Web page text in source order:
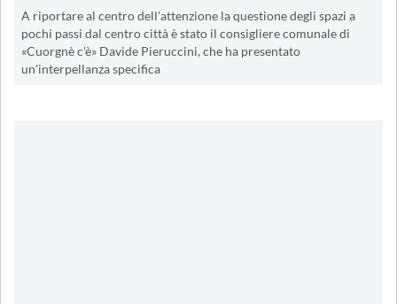
A riportare al centro dell'attenzione la questione degli spazi a
pochi passi dal centro città è stato il consigliere comunale di
«Cuorgnè c'è» Davide Pieruccini, che ha presentato
un'interpellanza specifica